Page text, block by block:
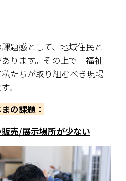
題感として、地域住民と
ります。その上で「福祉
たちが取り組むべき現場
。
の課題：
売/展示場所が少ない